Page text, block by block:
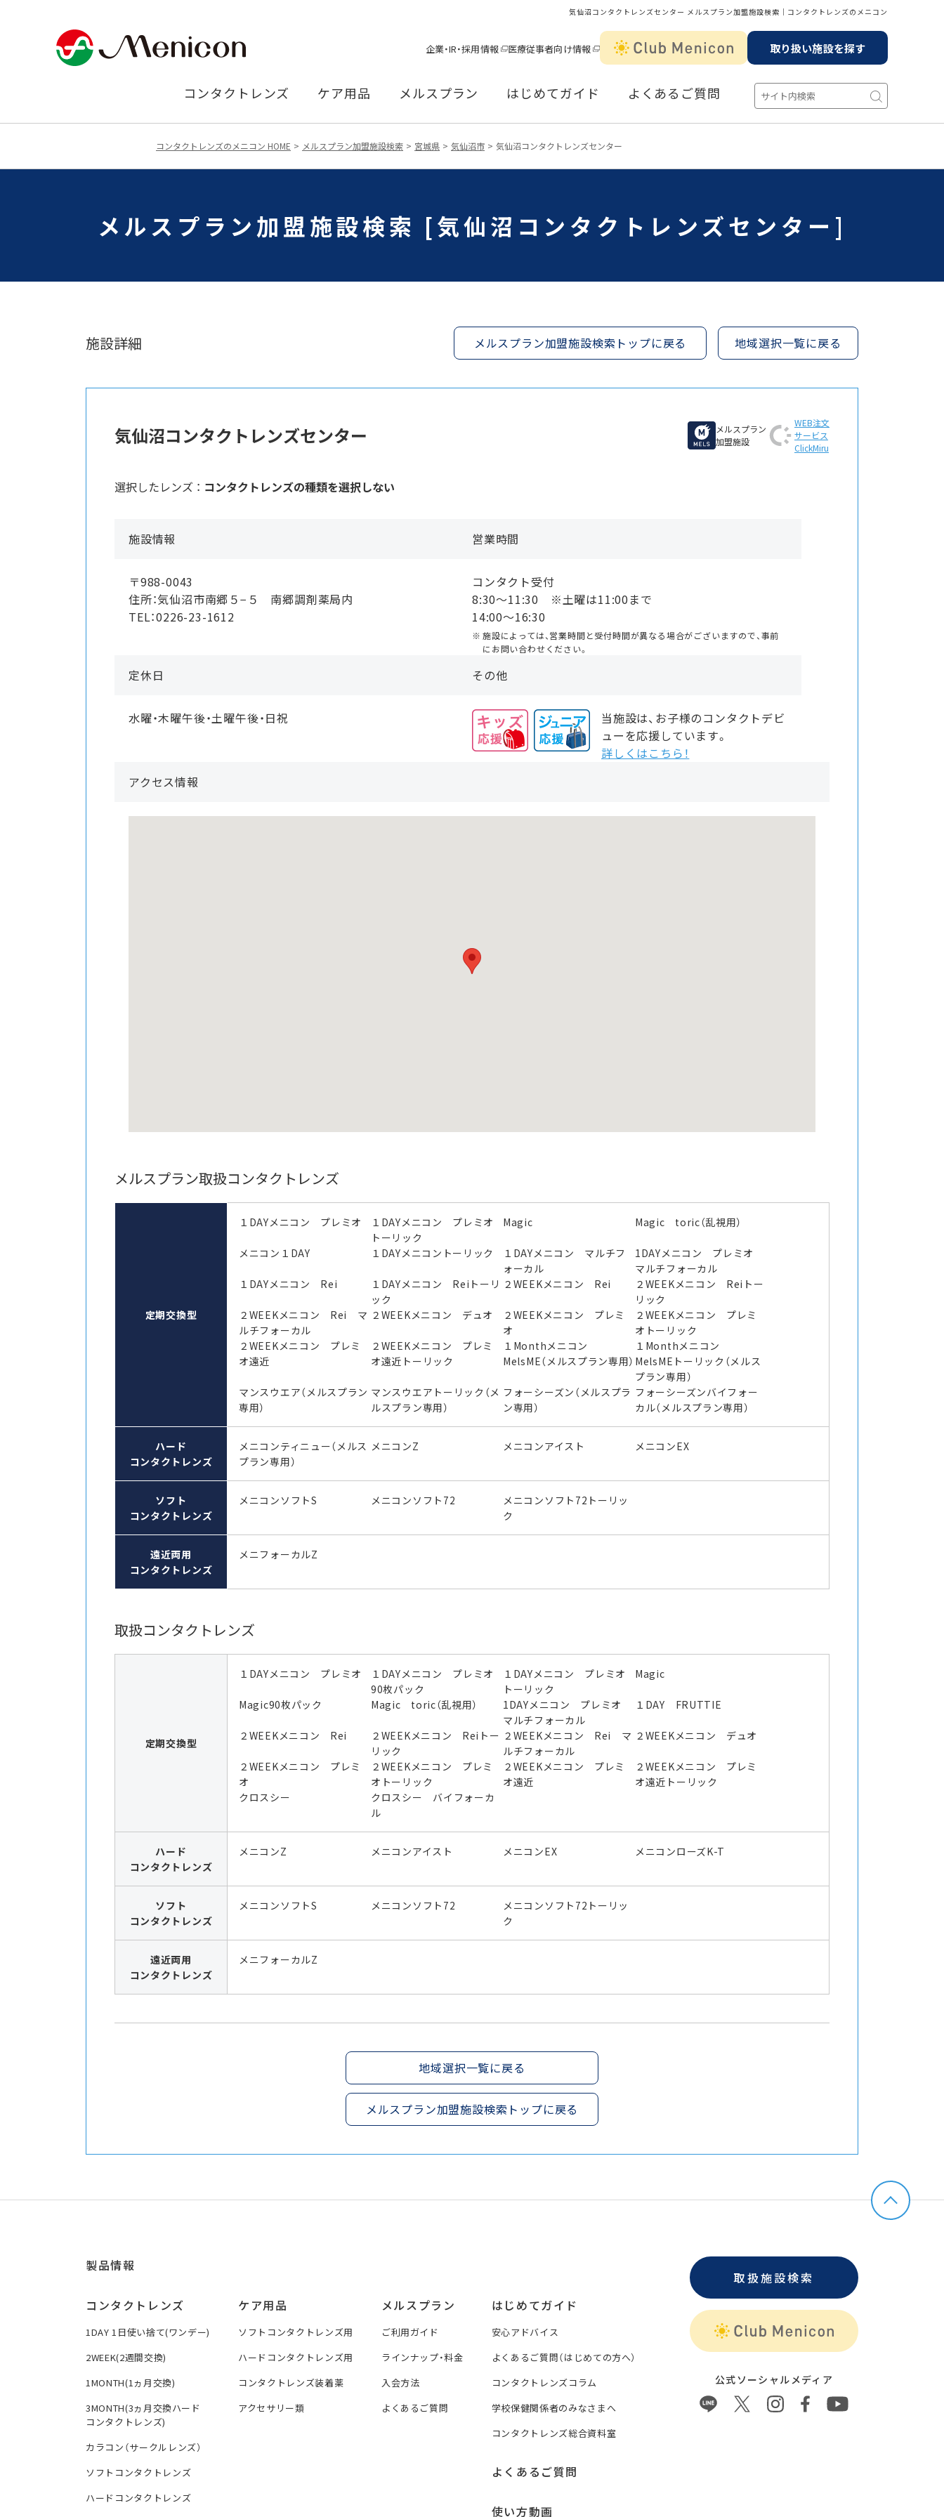
気仙沼コンタクトレンズセンター メルスプラン加盟施設検索│コンタクトレンズのメニコン
企業・IR・採用情報 医療従事者向け情報 取り扱い施設を探す
コンタクトレンズ ケア用品 メルスプラン はじめてガイド よくあるご質問
コンタクトレンズのメニコン HOME メルスプラン加盟施設検索 宮城県 気仙沼市 気仙沼コンタクトレンズセンター
メルスプラン加盟施設検索 [気仙沼コンタクトレンズセンター]
施設詳細 メルスプラン加盟施設検索トップに戻る 地域選択一覧に戻る
気仙沼コンタクトレンズセンター
メルスプラン
加盟施設
WEB注文
サービス
ClickMiru
選択したレンズ ： コンタクトレンズの種類を選択しない
施設情報
〒988-0043
住所：気仙沼市南郷５−５ 南郷調剤薬局内
TEL：0226-23-1612
営業時間
コンタクト受付
8:30〜11:30 ※土曜は11:00まで
14:00〜16:30
施設によっては、営業時間と受付時間が異なる場合がございますので、事前
にお問い合わせください。
定休日
水曜・木曜午後・土曜午後・日祝
その他
当施設は、お子様のコンタクトデビ
ューを応援しています。
詳しくはこちら！
アクセス情報
メルスプラン取扱コンタクトレンズ
定期交換型
１DAYメニコン プレミオ
１DAYメニコン プレミオ
トーリック
Magic Magic toric（乱視用）
メニコン１DAY １DAYメニコントーリック
１DAYメニコン マルチフ
ォーカル
1DAYメニコン プレミオ
マルチフォーカル
１DAYメニコン Rei
１DAYメニコン Reiトーリ
ック
２WEEKメニコン Rei
２WEEKメニコン Reiトー
リック
２WEEKメニコン Rei マ
ルチフォーカル
２WEEKメニコン デュオ
２WEEKメニコン プレミ
オ
２WEEKメニコン プレミ
オトーリック
２WEEKメニコン プレミ
オ遠近
２WEEKメニコン プレミ
オ遠近トーリック
１Monthメニコン
MelsME（メルスプラン専用）
１Monthメニコン
MelsMEトーリック（メルス
プラン専用）
マンスウエア（メルスプラン
専用）
マンスウエアトーリック（メ
ルスプラン専用）
フォーシーズン（メルスプラ
ン専用）
フォーシーズンバイフォー
カル（メルスプラン専用）
ハード
コンタクトレンズ
メニコンティニュー（メルス
プラン専用）
メニコンZ メニコンアイスト メニコンEX
ソフト
コンタクトレンズ
メニコンソフトS メニコンソフト72
メニコンソフト72トーリッ
ク
遠近両用
コンタクトレンズ
メニフォーカルZ
取扱コンタクトレンズ
定期交換型
１DAYメニコン プレミオ
１DAYメニコン プレミオ
90枚パック
１DAYメニコン プレミオ
トーリック
Magic
Magic90枚パック Magic toric（乱視用）
1DAYメニコン プレミオ
マルチフォーカル
１DAY FRUTTIE
２WEEKメニコン Rei
２WEEKメニコン Reiトー
リック
２WEEKメニコン Rei マ
ルチフォーカル
２WEEKメニコン デュオ
２WEEKメニコン プレミ
オ
２WEEKメニコン プレミ
オトーリック
２WEEKメニコン プレミ
オ遠近
２WEEKメニコン プレミ
オ遠近トーリック
クロスシー
クロスシー バイフォーカ
ル
ハード
コンタクトレンズ
メニコンZ メニコンアイスト メニコンEX メニコンローズK-T
ソフト
コンタクトレンズ
メニコンソフトS メニコンソフト72
メニコンソフト72トーリッ
ク
遠近両用
コンタクトレンズ
メニフォーカルZ
地域選択一覧に戻る
メルスプラン加盟施設検索トップに戻る
製品情報
コンタクトレンズ
1DAY 1日使い捨て(ワンデー)
2WEEK(2週間交換)
1MONTH(1ヵ月交換)
3MONTH(3ヵ月交換ハード
コンタクトレンズ)
カラコン（サークルレンズ）
ソフトコンタクトレンズ
ハードコンタクトレンズ
ケア用品
ソフトコンタクトレンズ用
ハードコンタクトレンズ用
コンタクトレンズ装着薬
アクセサリー類
メルスプラン
ご利用ガイド
ラインナップ・料金
入会方法
よくあるご質問
はじめてガイド
安心アドバイス
よくあるご質問（はじめての方へ）
コンタクトレンズコラム
学校保健関係者のみなさまへ
コンタクトレンズ総合資料室
よくあるご質問
使い方動画
取扱施設検索
公式ソーシャルメディア